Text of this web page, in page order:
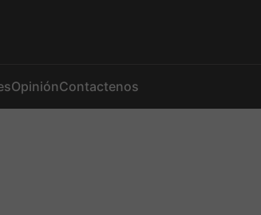
OpiniónContactenos